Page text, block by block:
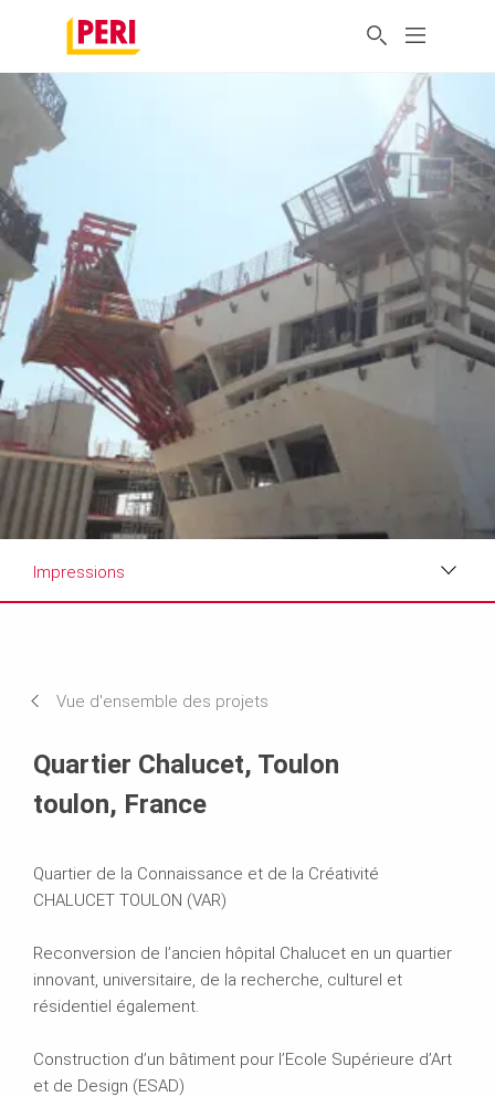
Impressions
Vue d'ensemble des projets
Quartier Chalucet, Toulon
toulon, France
Quartier de la Connaissance et de la Créativité
CHALUCET TOULON (VAR)
Reconversion de l’ancien hôpital Chalucet en un quartier
innovant, universitaire, de la recherche, culturel et
résidentiel également.
Construction d’un bâtiment pour l’Ecole Supérieure d’Art
et de Design (ESAD)